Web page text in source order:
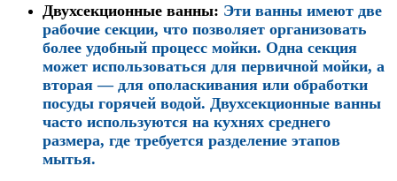
Двухсекционные ванны: Эти ванны имеют две
рабочие секции, что позволяет организовать
более удобный процесс мойки. Одна секция
может использоваться для первичной мойки, а
вторая — для ополаскивания или обработки
посуды горячей водой. Двухсекционные ванны
часто используются на кухнях среднего
размера, где требуется разделение этапов
мытья.